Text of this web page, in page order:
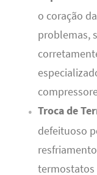
o coração
problemas,
Troca de
defeituoso
termostatos